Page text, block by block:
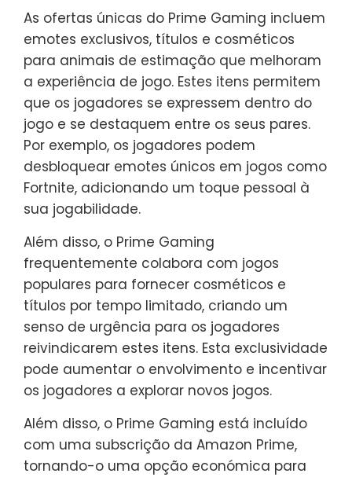
As ofertas únicas do Prime Gaming incluem
emotes exclusivos, títulos e cosméticos
para animais de estimação que melhoram
a experiência de jogo. Estes itens permitem
que os jogadores se expressem dentro do
jogo e se destaquem entre os seus pares.
Por exemplo, os jogadores podem
desbloquear emotes únicos em jogos como
Fortnite, adicionando um toque pessoal à
sua jogabilidade.
Além disso, o Prime Gaming
frequentemente colabora com jogos
populares para fornecer cosméticos e
títulos por tempo limitado, criando um
senso de urgência para os jogadores
reivindicarem estes itens. Esta exclusividade
pode aumentar o envolvimento e incentivar
os jogadores a explorar novos jogos.
Além disso, o Prime Gaming está incluído
com uma subscrição da Amazon Prime,
tornando-o uma opção económica para